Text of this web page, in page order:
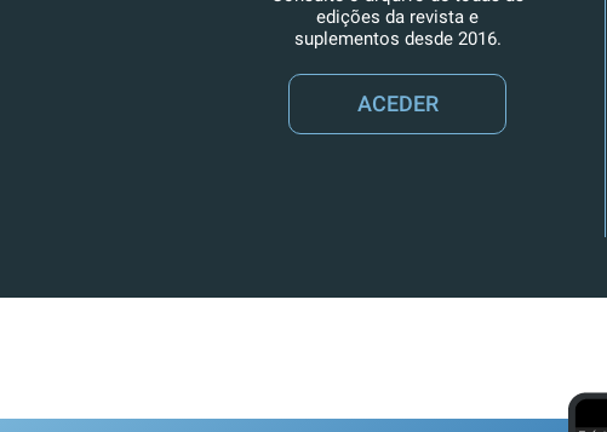
edições da revista e
suplementos desde 2016.
ACEDER